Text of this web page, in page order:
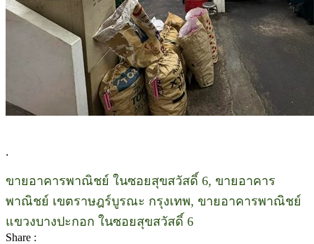
.
ขายอาคารพาณิชย์ ในซอยสุขสวัสดิ์ 6, ขายอาคาร
พาณิชย์ เขตราษฎร์บูรณะ กรุงเทพ, ขายอาคารพาณิชย์
แขวงบางปะกอก ในซอยสุขสวัสดิ์ 6
Share :